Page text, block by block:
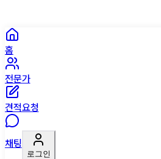
홈
전문가
견적요청
채팅
로그인